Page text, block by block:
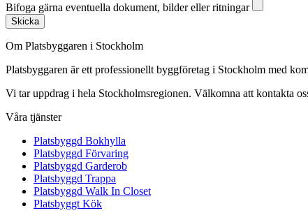
Bifoga gärna eventuella dokument, bilder eller ritningar
Skicka
Om Platsbyggaren i Stockholm
Platsbyggaren är ett professionellt byggföretag i Stockholm med
Vi tar uppdrag i hela Stockholmsregionen. Välkomna att kontakta
Våra tjänster
Platsbyggd Bokhylla
Platsbyggd Förvaring
Platsbyggd Garderob
Platsbyggd Trappa
Platsbyggd Walk In Closet
Platsbyggt Kök